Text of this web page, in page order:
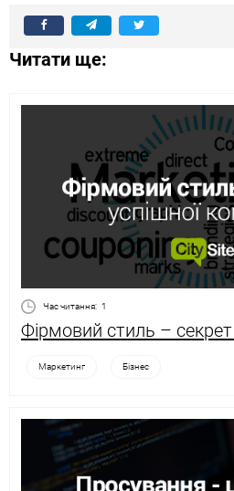
Читати ще:
Час читання: 1
Фірмовий стиль – секрет
Маркетинг Бізнес